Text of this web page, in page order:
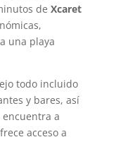
de Xcaret
una playa
todo incluido
y bares, así
a
acceso a